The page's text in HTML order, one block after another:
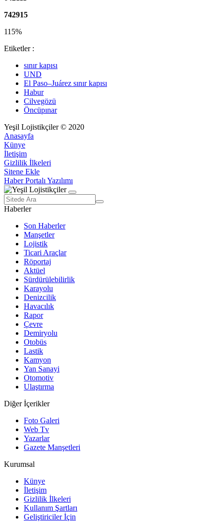
742915
115%
Etiketler :
sınır kapısı
UND
El Paso–Juárez sınır kapısı
Habur
Cilvegözü
Öncüpınar
Yeşil Lojistikçiler © 2020
Anasayfa
Künye
İletişim
Gizlilik İlkeleri
Sitene Ekle
Haber Portalı Yazılımı
Haberler
Son Haberler
Manşetler
Lojistik
Ticari Araçlar
Röportaj
Aktüel
Sürdürülebilirlik
Karayolu
Denizcilik
Havacılık
Rapor
Çevre
Demiryolu
Otobüs
Lastik
Kamyon
Yan Sanayi
Otomotiv
Ulaştırma
Diğer İçerikler
Foto Galeri
Web Tv
Yazarlar
Gazete Manşetleri
Kurumsal
Künye
İletişim
Gizlilik İlkeleri
Kullanım Şartları
Geliştiriciler İçin